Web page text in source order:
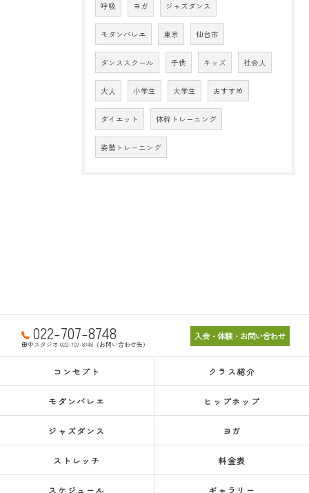
呼吸 ヨガ ジャズダンス
モダンバレエ 東京 仙台市
ダンススクール 子供 キッズ 社会人
大人 小学生 大学生 おすすめ
ダイエット 体幹トレーニング
姿勢トレーニング
022-707-8748
田中スタジオ 022-707-8748（お問い合わせ先）
入会・体験・お問い合わせ
コンセプト クラス紹介
モダンバレエ ヒップホップ
ジャズダンス ヨガ
ストレッチ 料金表
スケジュール ギャラリー